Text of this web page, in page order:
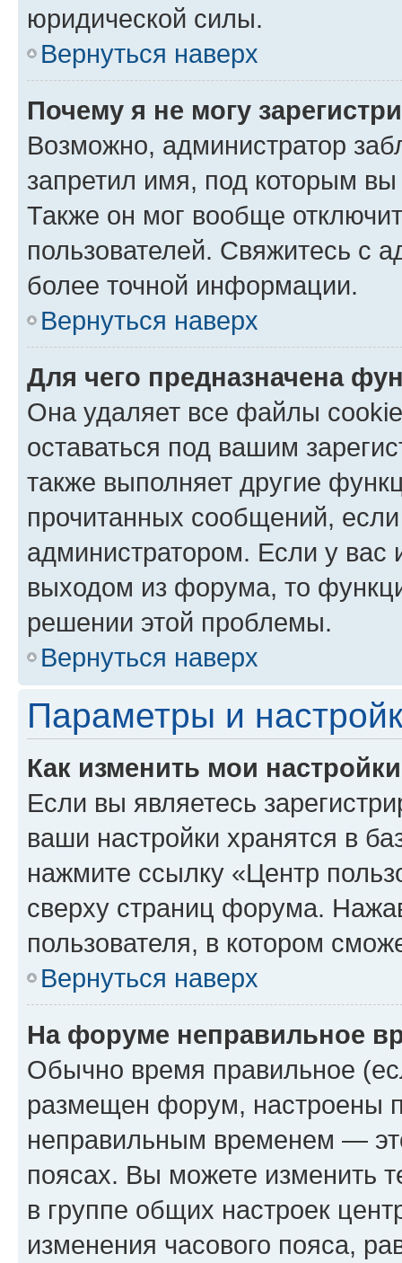
юридической силы.
Вернуться наверх
Почему я не могу
Возможно, администратор
запретил имя, под которым вы
Также он мог вообще
пользователей. Свяжитесь с
более точной информации.
Вернуться наверх
Для чего предназначена
Она удаляет все файлы
оставаться под вашим
также выполняет другие
прочитанных сообщений,
администратором. Если у
выходом из форума, то
решении этой проблемы.
Вернуться наверх
Параметры и
Как изменить мои
Если вы являетесь
ваши настройки хранятся в
нажмите ссылку «Центр
сверху страниц форума.
пользователя, в котором
Вернуться наверх
На форуме неправильное
Обычно время правильное
размещен форум, настроены
неправильным временем —
поясах. Вы можете изменить
в группе общих настроек
изменения часового пояса,